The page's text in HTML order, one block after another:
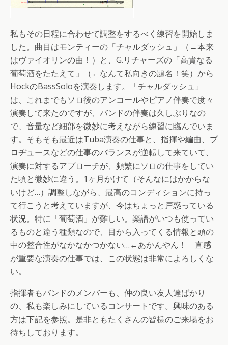
私もその日程に合わせて調整をするべく練習を開始しま
した。曲目はモンティーの「チャルダッシュ」（←本来
はヴァイオリンの曲！）と、G.リチャーズの「高貴なる
葡萄酒をたたえて」（←なんて私向きの題名！笑）から
HockのBassSoloを演奏します。「チャルダッシュ」
は、これまでもソロ後のアンコールやピアノ伴奏で度々
演奏して来たのですが、バンドの伴奏は久しぶりなの
で、音量など細部を微妙に考えながら練習に臨んでいま
す。そもそも最近はTuba演奏の仕事と、指揮や編曲、プ
ロヂュースなどの仕事のバランスが逆転して来ていて、
演奏に対するアプローチが、頻繁にソロの仕事をしてい
た頃と微妙に違う。1ヶ月かけて（そんなにはかからな
いけど…）調整しながら、最高のコンディションに持っ
て行こうと考えていますが、今はちょっと戸惑っている
状況。特に「葡萄酒」が難しい。楽譜がいつも使ってい
るものと違う種類なので、目から入ってくる情報と頭の
中の整合性がなかなかつかない…←あかんやん！ 直感
が重要な演奏の仕事では、この状態は非常によろしくな
い。
指揮者もバンドのメンバーも、仲の良い友人達ばかり
の、私も楽しみにしているコンサートです。興味のある
方は下記を参照。是非ともたくさんの皆様のご来場をお
待ちしております。